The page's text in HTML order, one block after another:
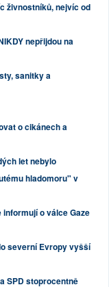
živnostníků, nejvíc od
nepřijdou na
sanitky a
o cikánech a
let nebylo
hladomoru" v
o válce Gaze
severní Evropy vyšší
SPD stoprocentně